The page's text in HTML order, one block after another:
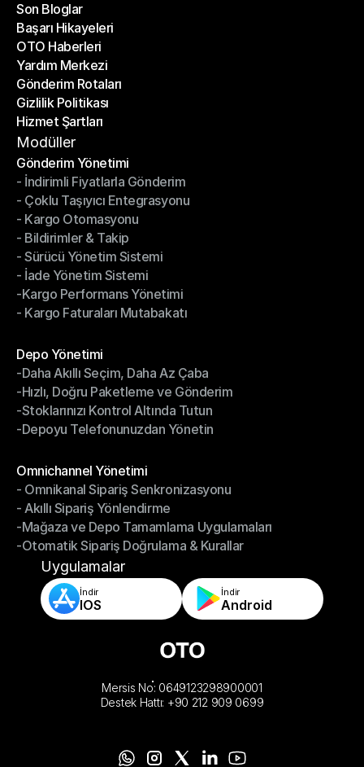
Son Bloglar
Son Bloglar
Başarı Hikayeleri
Başarı Hikayeleri
OTO Haberleri
OTO Haberleri
Yardım Merkezi
Yardım Merkezi
Gönderim Rotaları
Gönderim Rotaları
Gizlilik Politikası
Gizlilik Politikası
Hizmet Şartları
Hizmet Şartları
Modüller
Gönderim Yönetimi
Gönderim Yönetimi
- İndirimli Fiyatlarla Gönderim
- İndirimli Fiyatlarla Gönderim
- Çoklu Taşıyıcı Entegrasyonu
- Çoklu Taşıyıcı Entegrasyonu
- Kargo Otomasyonu
- Kargo Otomasyonu
- Bildirimler & Takip
- Bildirimler & Takip
- Sürücü Yönetim Sistemi
- Sürücü Yönetim Sistemi
- İade Yönetim Sistemi
- İade Yönetim Sistemi
-Kargo Performans Yönetimi
-Kargo Performans Yönetimi
- Kargo Faturaları Mutabakatı
Depo Yönetimi
Depo Yönetimi
-Daha Akıllı Seçim, Daha Az Çaba
-Daha Akıllı Seçim, Daha Az Çaba
-Hızlı, Doğru Paketleme ve Gönderim
-Hızlı, Doğru Paketleme ve Gönderim
-Stoklarınızı Kontrol Altında Tutun
-Stoklarınızı Kontrol Altında Tutun
-Depoyu Telefonunuzdan Yönetin
Omnichannel Yönetimi
Omnichannel Yönetimi
- Omnikanal Sipariş Senkronizasyonu
- Omnikanal Sipariş Senkronizasyonu
- Akıllı Sipariş Yönlendirme
- Akıllı Sipariş Yönlendirme
-Mağaza ve Depo Tamamlama Uygulamaları
-Mağaza ve Depo Tamamlama Uygulamaları
-Otomatik Sipariş Doğrulama & Kurallar
-Otomatik Sipariş Doğrulama & Kurallar
Uygulamalar
İndir
IOS
İndir
Android
Mersis No: 0649123298900001
Destek Hattı: +90 212 909 0699